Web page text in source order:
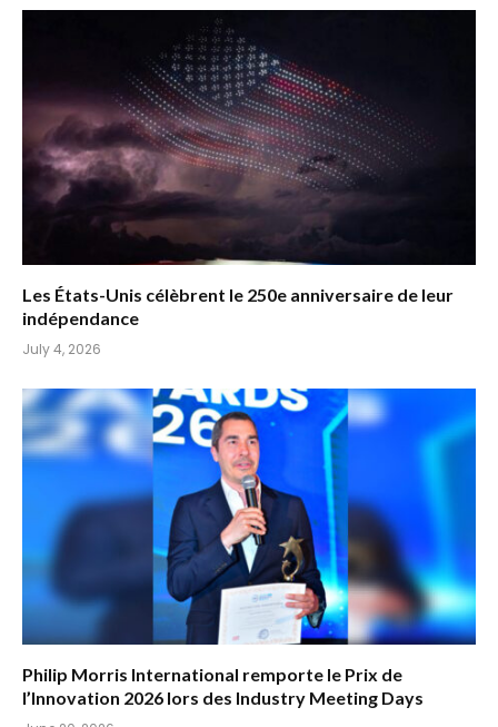
Les États-Unis célèbrent le 250e anniversaire de leur
indépendance
July 4, 2026
Philip Morris International remporte le Prix de
l’Innovation 2026 lors des Industry Meeting Days